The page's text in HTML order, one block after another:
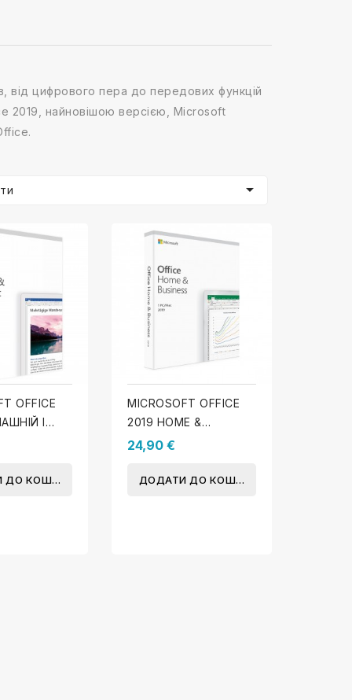
від цифрового пера до передових функцій
2019, найновішою версією, Microsoft

OFFICE
І
ДО КОШИКА
MICROSOFT OFFICE
2019 HOME &
BUSINESS (MAC)
24,90 €
ДОДАТИ ДО КОШИКА